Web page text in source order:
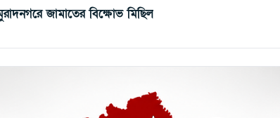
জামাতের বিক্ষোভ মিছিল